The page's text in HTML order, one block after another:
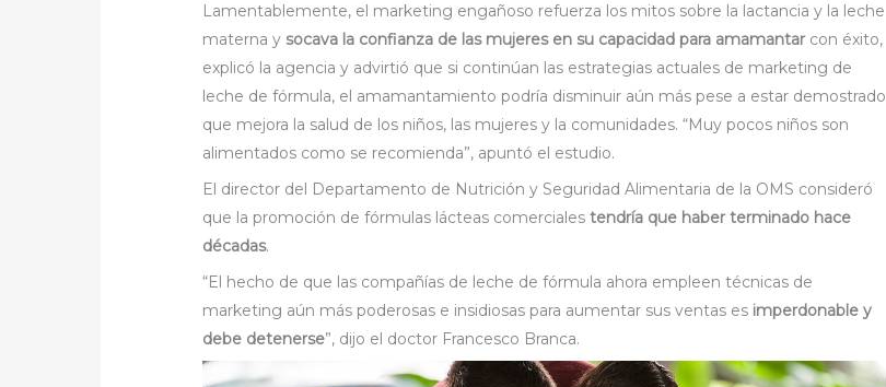
Lamentablemente, el marketing engañoso refuerza los mitos sobre la lactancia y la leche
materna ysocava la confianza de las mujeres en su capacidad para amamantarcon éxito,
explicó la agencia y advirtió que si continúan las estrategias actuales de marketing de
leche de fórmula, el amamantamiento podría disminuir aún más pese a estar demostrado
que mejora la salud de los niños, las mujeres y la comunidades. “Muy pocos niños son
alimentados como se recomienda”, apuntó el estudio.
El director del Departamento de Nutrición y Seguridad Alimentaria de la OMS consideró
que la promoción de fórmulas lácteas comercialestendría que haber terminado hace
décadas.
“El hecho de que las compañías de leche de fórmula ahora empleen técnicas de
marketing aún más poderosas e insidiosas para aumentar sus ventas es imperdonable y
debe detenerse”, dijo el doctor Francesco Branca.